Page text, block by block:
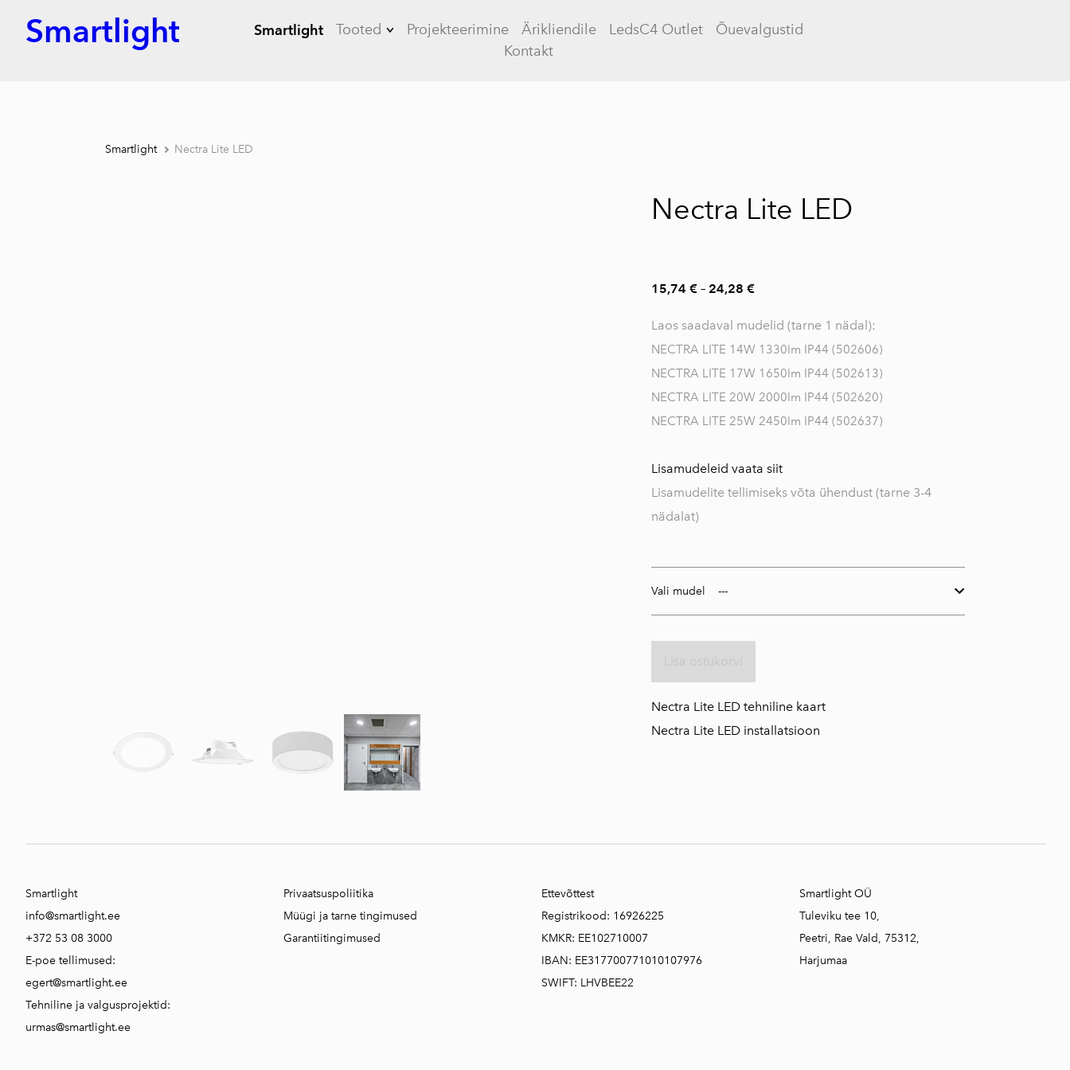
Smartlight Smartlight Tooted Projekteerimine Ärikliendile LedsC4 Outlet
Õuevalgustid
Kontakt
Smartlight Nectra Lite LED
Nectra Lite LED
15,74 € – 24,28 €
Laos saadaval mudelid (tarne 1 nädal):
NECTRA LITE 14W 1330lm IP44 (502606)
NECTRA LITE 17W 1650lm IP44 (502613)
NECTRA LITE 20W 2000lm IP44 (502620)
NECTRA LITE 25W 2450lm IP44 (502637)
Lisamudeleid vaata siit
Lisamudelite tellimiseks võta ühendust (tarne 3-4
nädalat)
Vali mudel
Nectra Lite LED tehniline kaart
Nectra Lite LED installatsioon
Smartlight
info@smartlight.ee
+372 53 08 3000
E-poe tellimused:
egert@smartlight.ee
Tehniline ja valgusprojektid:
urmas@smartlight.ee
Privaatsuspoliitika
Müügi ja tarne tingimused
Garantiitingimused
Ettevõttest
Registrikood: 16926225
KMKR: EE102710007
IBAN: EE317700771010107976
SWIFT: LHVBEE22
Smartlight OÜ
Tuleviku tee 10,
Peetri, Rae Vald, 75312,
Harjumaa